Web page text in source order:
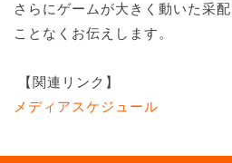
さらにゲームが大きく動いた采
ことなくお伝えします。
【関連リンク】
メディアスケジュール